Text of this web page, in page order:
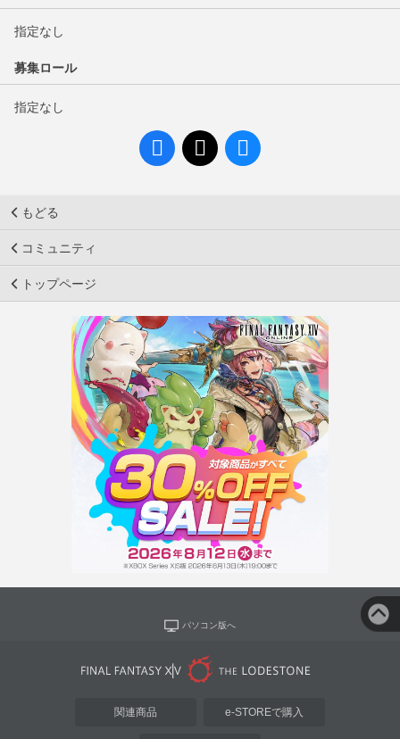
指定なし
募集ロール
指定なし
もどる
コミュニティ
トップページ
パソコン版へ
関連商品 e-STOREで購入